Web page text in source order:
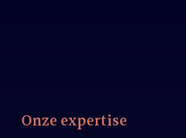
Onze expertise